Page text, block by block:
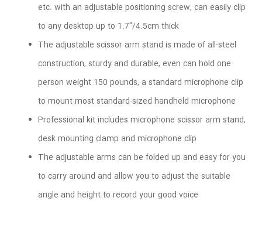
etc. with an adjustable positioning screw, can easily clip
to any desktop up to 1.7"/4.5cm thick
The adjustable scissor arm stand is made of all-steel
construction, sturdy and durable, even can hold one
person weight 150 pounds, a standard microphone clip
to mount most standard-sized handheld microphone
Professional kit includes microphone scissor arm stand,
desk mounting clamp and microphone clip
The adjustable arms can be folded up and easy for you
to carry around and allow you to adjust the suitable
angle and height to record your good voice